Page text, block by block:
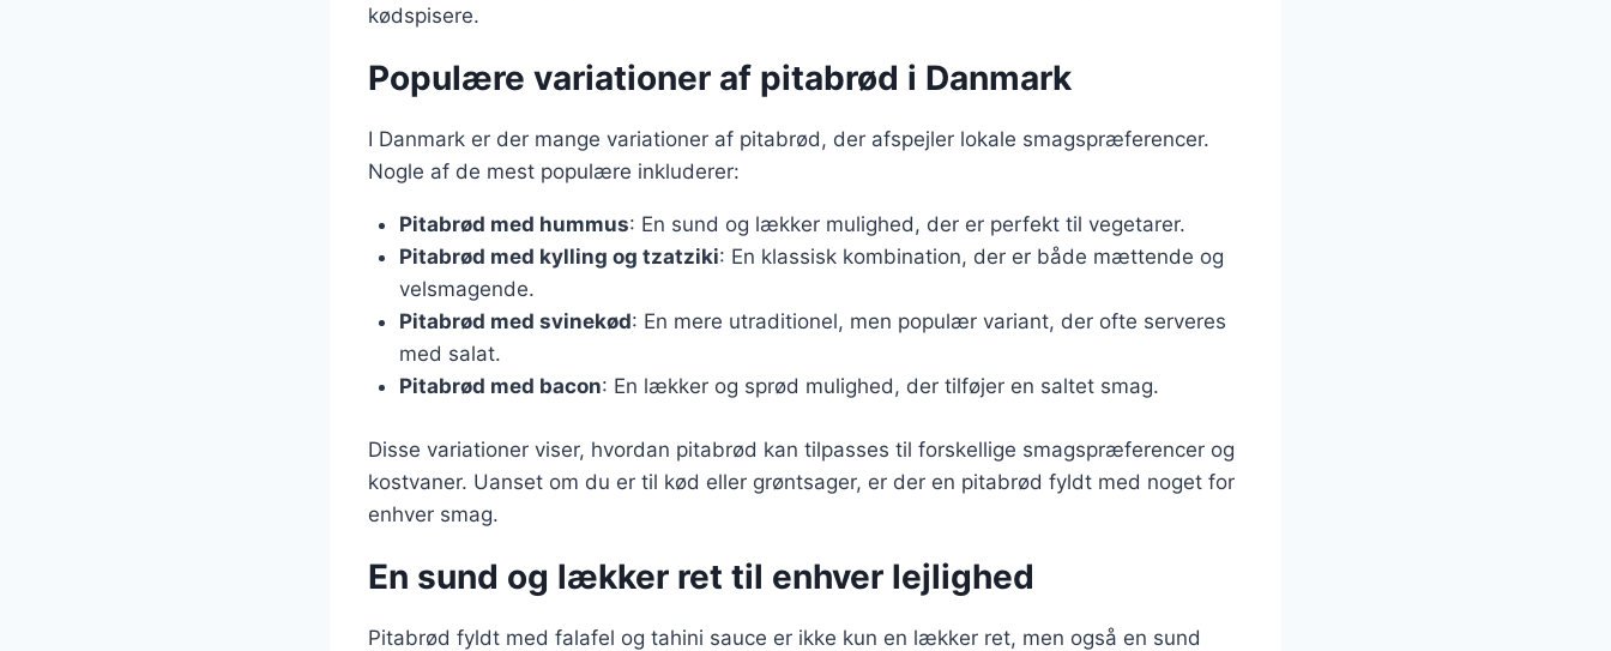
kødspisere.
Populære variationer af pitabrød i Danmark
I Danmark er der mange variationer af pitabrød, der afspejler lokale smagspræferencer.
Nogle af de mest populære inkluderer:
Pitabrød med hummus: En sund og lækker mulighed, der er perfekt til vegetarer.
Pitabrød med kylling og tzatziki: En klassisk kombination, der er både mættende og
velsmagende.
Pitabrød med svinekød: En mere utraditionel, men populær variant, der ofte serveres
med salat.
Pitabrød med bacon: En lækker og sprød mulighed, der tilføjer en saltet smag.
Disse variationer viser, hvordan pitabrød kan tilpasses til forskellige smagspræferencer og
kostvaner. Uanset om du er til kød eller grøntsager, er der en pitabrød fyldt med noget for
enhver smag.
En sund og lækker ret til enhver lejlighed
Pitabrød fyldt med falafel og tahini sauce er ikke kun en lækker ret, men også en sund